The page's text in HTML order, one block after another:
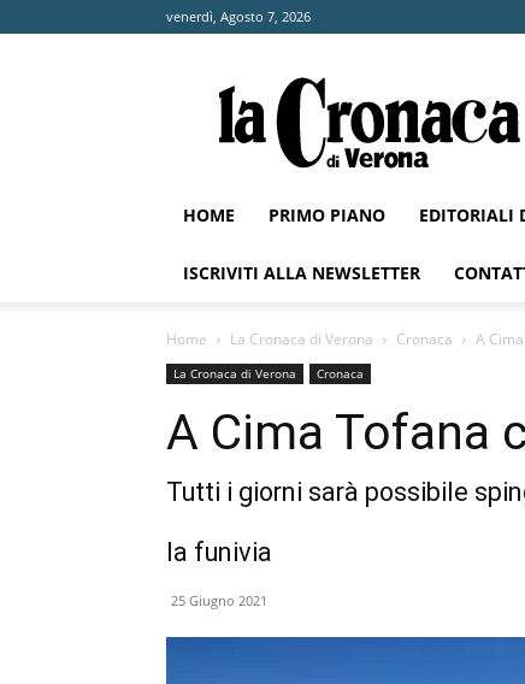
venerdì, Agosto 7, 2026
Cronaca
di
Verona
HOME PRIMO PIANO EDITORIALI
ISCRIVITI ALLA NEWSLETTER
Home La Cronaca di Verona Cronaca A
La Cronaca di Verona Cronaca
A Cima Tofana
Tutti i giorni sarà possibile
la funivia
25 Giugno 2021